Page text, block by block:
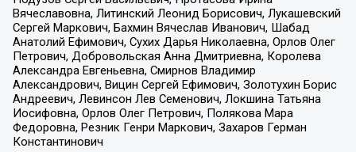
Вячеславовна, Литинский Леонид Борисович, Лукашевский
Сергей Маркович, Бахмин Вячеслав Иванович, Шабад
Анатолий Ефимович, Сухих Дарья Николаевна, Орлов Олег
Петрович, Добровольская Анна Дмитриевна, Королева
Александра Евгеньевна, Смирнов Владимир
Александрович, Вицин Сергей Ефимович, Золотухин Борис
Андреевич, Левинсон Лев Семенович, Локшина Татьяна
Иосифовна, Орлов Олег Петрович, Полякова Мара
Федоровна, Резник Генри Маркович, Захаров Герман
Константинович